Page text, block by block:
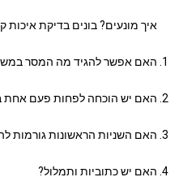
איך מונעים? בונים בדיקת איכות
האם אפשר להגיד מה המסר
האם יש הוכחה לפחות פעם אחת
האם השניות הראשונות גורמות
האם יש כתוביות ותמלול?